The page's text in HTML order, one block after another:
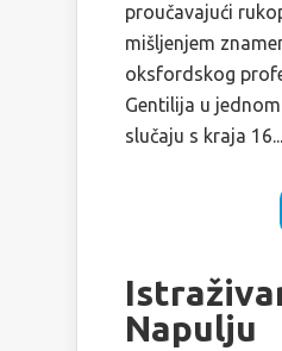
proučavajući
mišljenjem
oksfordskog
Gentilija u
slučaju s kraja
Napulju